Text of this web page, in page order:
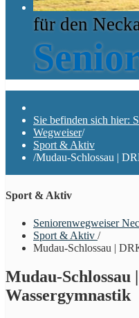
für den
Sie befinden sich hier:
Wegweiser/
Sport & Aktiv
/Mudau-Schlossau |
Sport & Aktiv
Seniorenwegweiser
Sport & Aktiv /
Mudau-Schlossau |
Mudau-Schlossau
Wassergymnastik